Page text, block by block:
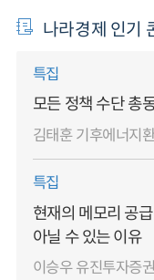
나라경제 인기
특집
모든 정책 수단 총
김태훈 기후에너지
특집
현재의 메모리 공
아닐 수 있는 이유
이승우 유진투자증